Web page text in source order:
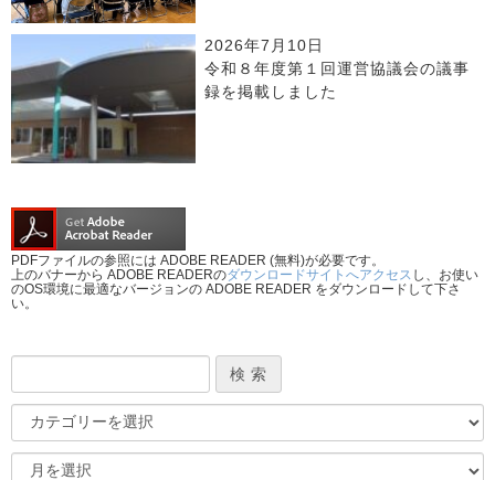
2026年7月10日
令和８年度第１回運営協議会の議事
録を掲載しました
PDFファイルの参照には ADOBE READER (無料)が必要です。
上のバナーから ADOBE READERのダウンロードサイトへアクセス し、お使い
のOS環境に最適なバージョンの ADOBE READER をダウンロードして下さ
い。